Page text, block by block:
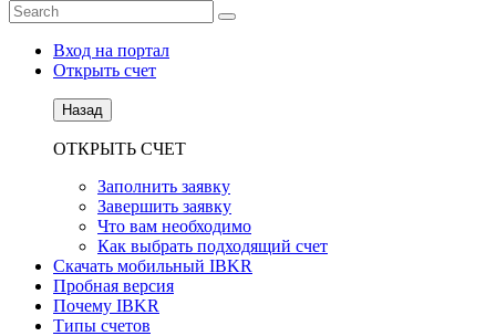
Вход на портал
Открыть счет
Назад
ОТКРЫТЬ СЧЕТ
Заполнить заявку
Завершить заявку
Что вам необходимо
Как выбрать подходящий счет
Скачать мобильный IBKR
Пробная версия
Почему IBKR
Типы счетов